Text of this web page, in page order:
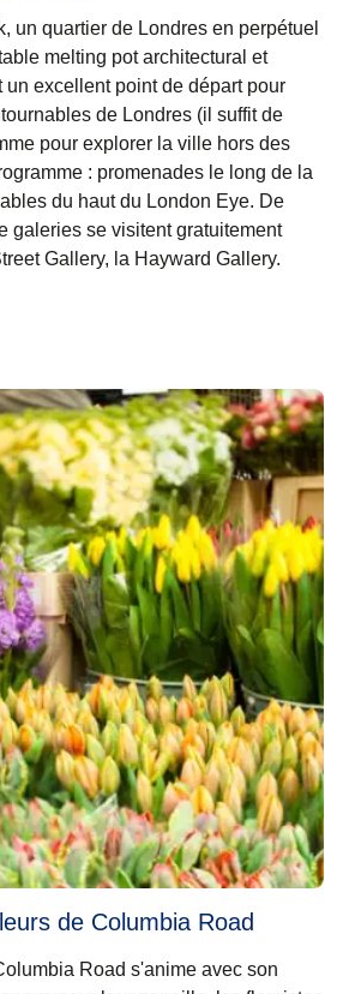
un quartier de Londres en perpétuel
melting pot architectural et
un excellent point de départ pour
de Londres (il suffit de
pour explorer la ville hors des
: promenades le long de la
du haut du London Eye. De
galeries se visitent gratuitement
Gallery, la Hayward Gallery.
de Columbia Road
Road s'anime avec son